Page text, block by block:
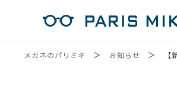
メガネのパリミキ お知らせ